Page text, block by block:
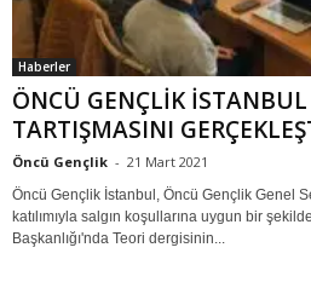
Haberler
ÖNCÜ GENÇLİK İSTANBUL
TARTIŞMASINI
Öncü Gençlik - 21 Mart 2021
Öncü Gençlik İstanbul, Öncü Gençlik Genel
katılımıyla salgın koşullarına uygun bir
Başkanlığı'nda Teori dergisinin...